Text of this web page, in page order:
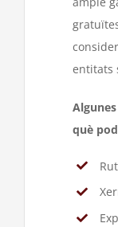
entitats
què